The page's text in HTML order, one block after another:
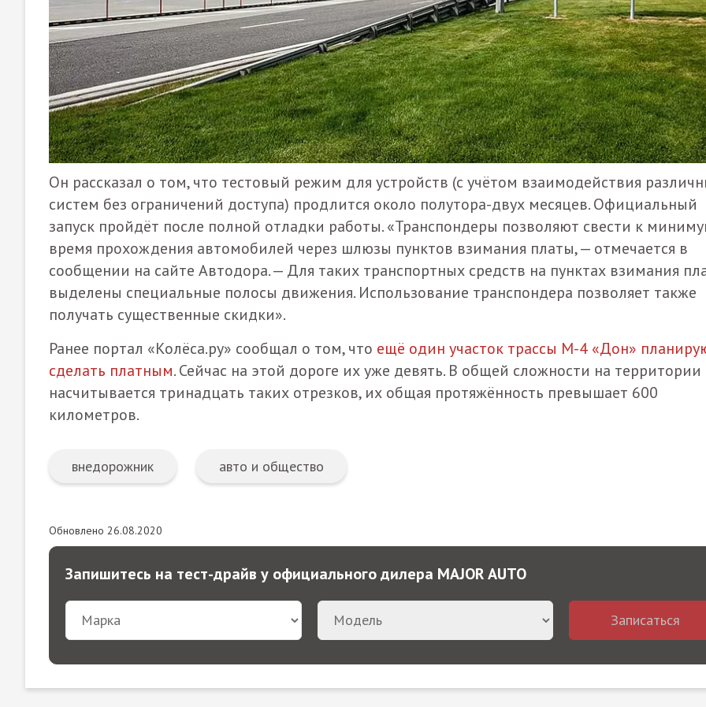
Он рассказал о том, что тестовый режим для устройств (с учётом взаимодействия
систем без ограничений доступа) продлится около полутора-двух месяцев. Официальный
запуск пройдёт после полной отладки работы. «Транспондеры позволяют свести к
время прохождения автомобилей через шлюзы пунктов взимания платы, — отмечается в
сообщении на сайте Автодора. — Для таких транспортных средств на пунктах взимания
выделены специальные полосы движения. Использование транспондера позволяет также
получать существенные скидки».
Ранее портал «Колёса.ру» сообщал о том, что ещё один участок трассы М-4 «Дон»
сделать платным. Сейчас на этой дороге их уже девять. В общей сложности на
насчитывается тринадцать таких отрезков, их общая протяжённость превышает 600
километров.
внедорожник авто и общество
Обновлено 26.08.2020
Запишитесь на тест-драйв у официального дилера MAJOR AUTO
Записаться